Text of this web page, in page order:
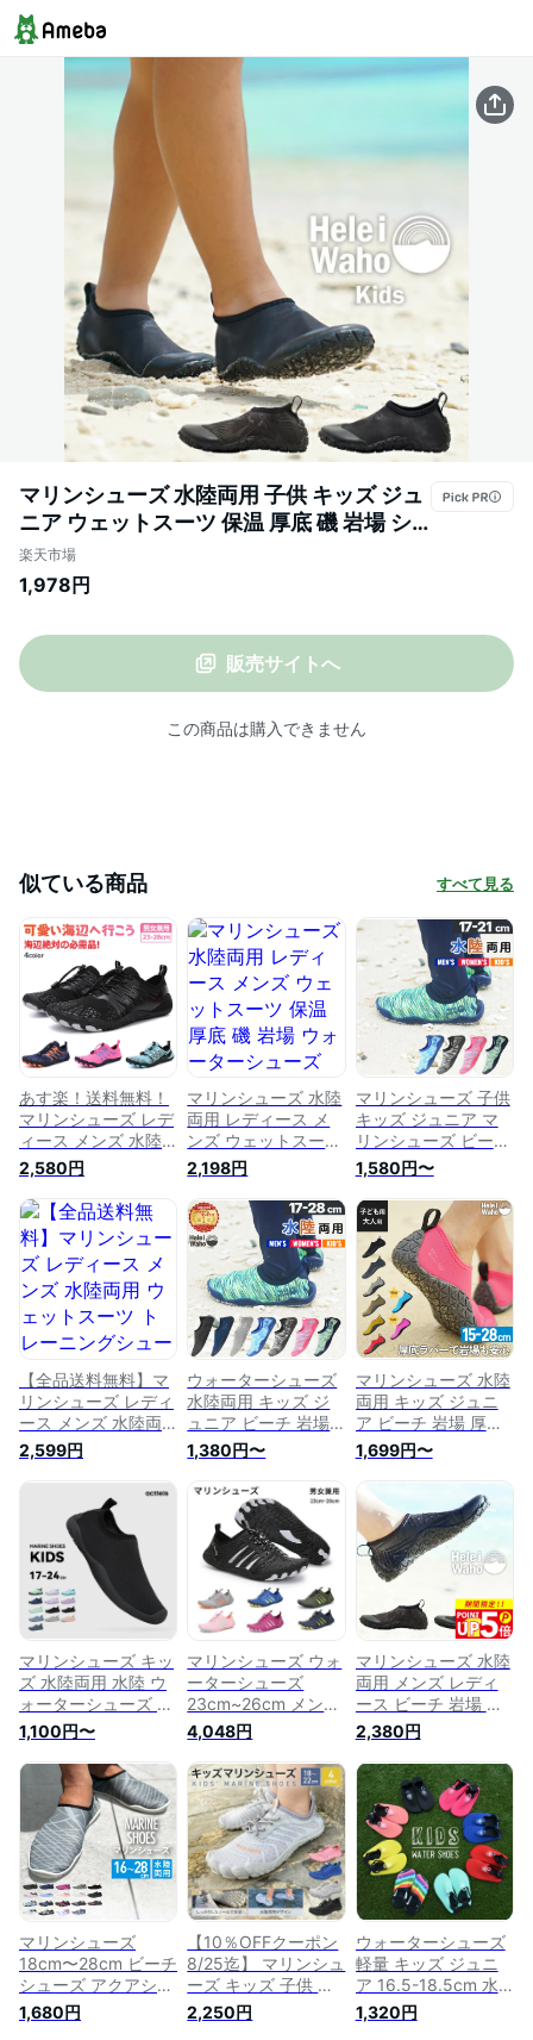
マリンシューズ 水陸両用 子供 キッズ ジュ
ニア ウェットスーツ 保温 厚底 磯 岩場 シ
ュノーケリング SUP サーフィン 釣り 川遊
び ウォーターシューズ ビーチシューズ ア
HeleiWaho ヘレイワホ 15cm 16cm 17cm
18cm 19cm 20cm 21cm
楽天市場
1,978円
販売サイトへ
この商品は購入できません
似ている商品 すべて見る
あす楽！送料無料！
マリンシューズ レデ
ィース メンズ 水陸
両用 ウェットスーツ
保温 磯 岩場 シュノ
ーケリング サーフィ
ン 釣り 川遊び カヤ
ック ウォーターシュ
ーズ ビーチシューズ
アクアシューズ ビー
チサンダル 軽量
23cm 〜 28cm 子供
キッズ ジュニア ア
ウトドア
2,580円
マリンシューズ 水陸
両用 レディース メ
ンズ ウェットスーツ
保温 厚底 磯 岩場 ウ
ォーターシューズ ア
クアシューズ 軽量
HeleiWaho ヘレイワ
ホ 22cm ～ 28cm 子
供 キッズ ジュニア
も対応
2,198円
マリンシューズ 子供
キッズ ジュニア マ
リンシューズ ビーチ
シューズ アクアシュ
ーズ HeleiWaho ヘレ
イワホ シュノーケリ
ングシューズ シュノ
ーケル 17 ・ 18 ・
19 ・ 20 ・ 21 cm
対応
1,580円〜
【全品送料無料】マ
リンシューズ レディ
ース メンズ 水陸両
用 ウェットスーツ
トレーニングシュー
ズ ジム ヨガシュー
ズ シュノーケリング
川遊び カヤック ウ
ォーターシューズ ビ
ーチシューズ アクア
シューズ ビーチサン
ダル20cm 〜 28cm
子供 キッズ ジュニ
ア
2,599円
ウォーターシューズ
水陸両用 キッズ ジ
ュニア ビーチ 岩場
厚底 軽量 速乾 排水
機能 マリンシューズ
アクアシューズ シュ
ノーケリング ヘレイ
ワホ HeleiWaho 海水
浴 ビーチアイテム
海遊び
1,380円〜
マリンシューズ 水陸
両用 キッズ ジュニ
ア ビーチ 岩場 厚底
軽量 排水機能 ウォ
ーターシューズ アク
アシューズ シュノー
ケリング ヘレイワホ
HeleiWaho 夏休み 海
水浴 ビーチアイテム
海遊び HID
1,699円〜
マリンシューズ キッ
ズ 水陸両用 水陸 ウ
ォーターシューズ ビ
ーチシューズ アクア
シューズ 男女兼用
男の子 女の子 男子
女子 男児 女児 ジュ
ニア 子供 子ども こ
ども 軽量 海 ビーチ
川 岩場 シュノーケ
リング マリンスポー
ツ 17cm 18cm 19cm
20cm 21cm
22cm23cm 24cm
1,100円〜
マリンシューズ ウォ
ーターシューズ
23cm~26cm メンズ
レディース メッシュ
水陸両用ウォーター
シューズ アクアシュ
ーズ シュノーケリン
グ ビーチシューズ
軽量 通気 水陸両用
ヨガ ジム サーフィ
ン 男女兼用 シュノ
ーケリング アクアシ
ューズ ビーチサンダ
ル 軽量
4,048円
マリンシューズ 水陸
両用 メンズ レディ
ース ビーチ 岩場 厚
底 軽量 排水機能 限
定色 ウォーターシュ
ーズ アクアシューズ
シュノーケリング ヘ
レイワホ HeleiWaho
海水浴 ビーチアイテ
ム 海遊び
2,380円
マリンシューズ
18cm〜28cm ビーチ
シューズ アクアシュ
ーズ ウォーターシュ
ーズ ビーチサンダル
1,680円
【10％OFFクーポン
8/25迄】 マリンシュ
ーズ キッズ 子供 ビ
ーチシューズ ウォー
ターシューズ アクア
2,250円
ウォーターシューズ
軽量 キッズ ジュニ
ア 16.5-18.5cm 水
陸両用 マリンシュー
ズ シュノーケリング
1,320円